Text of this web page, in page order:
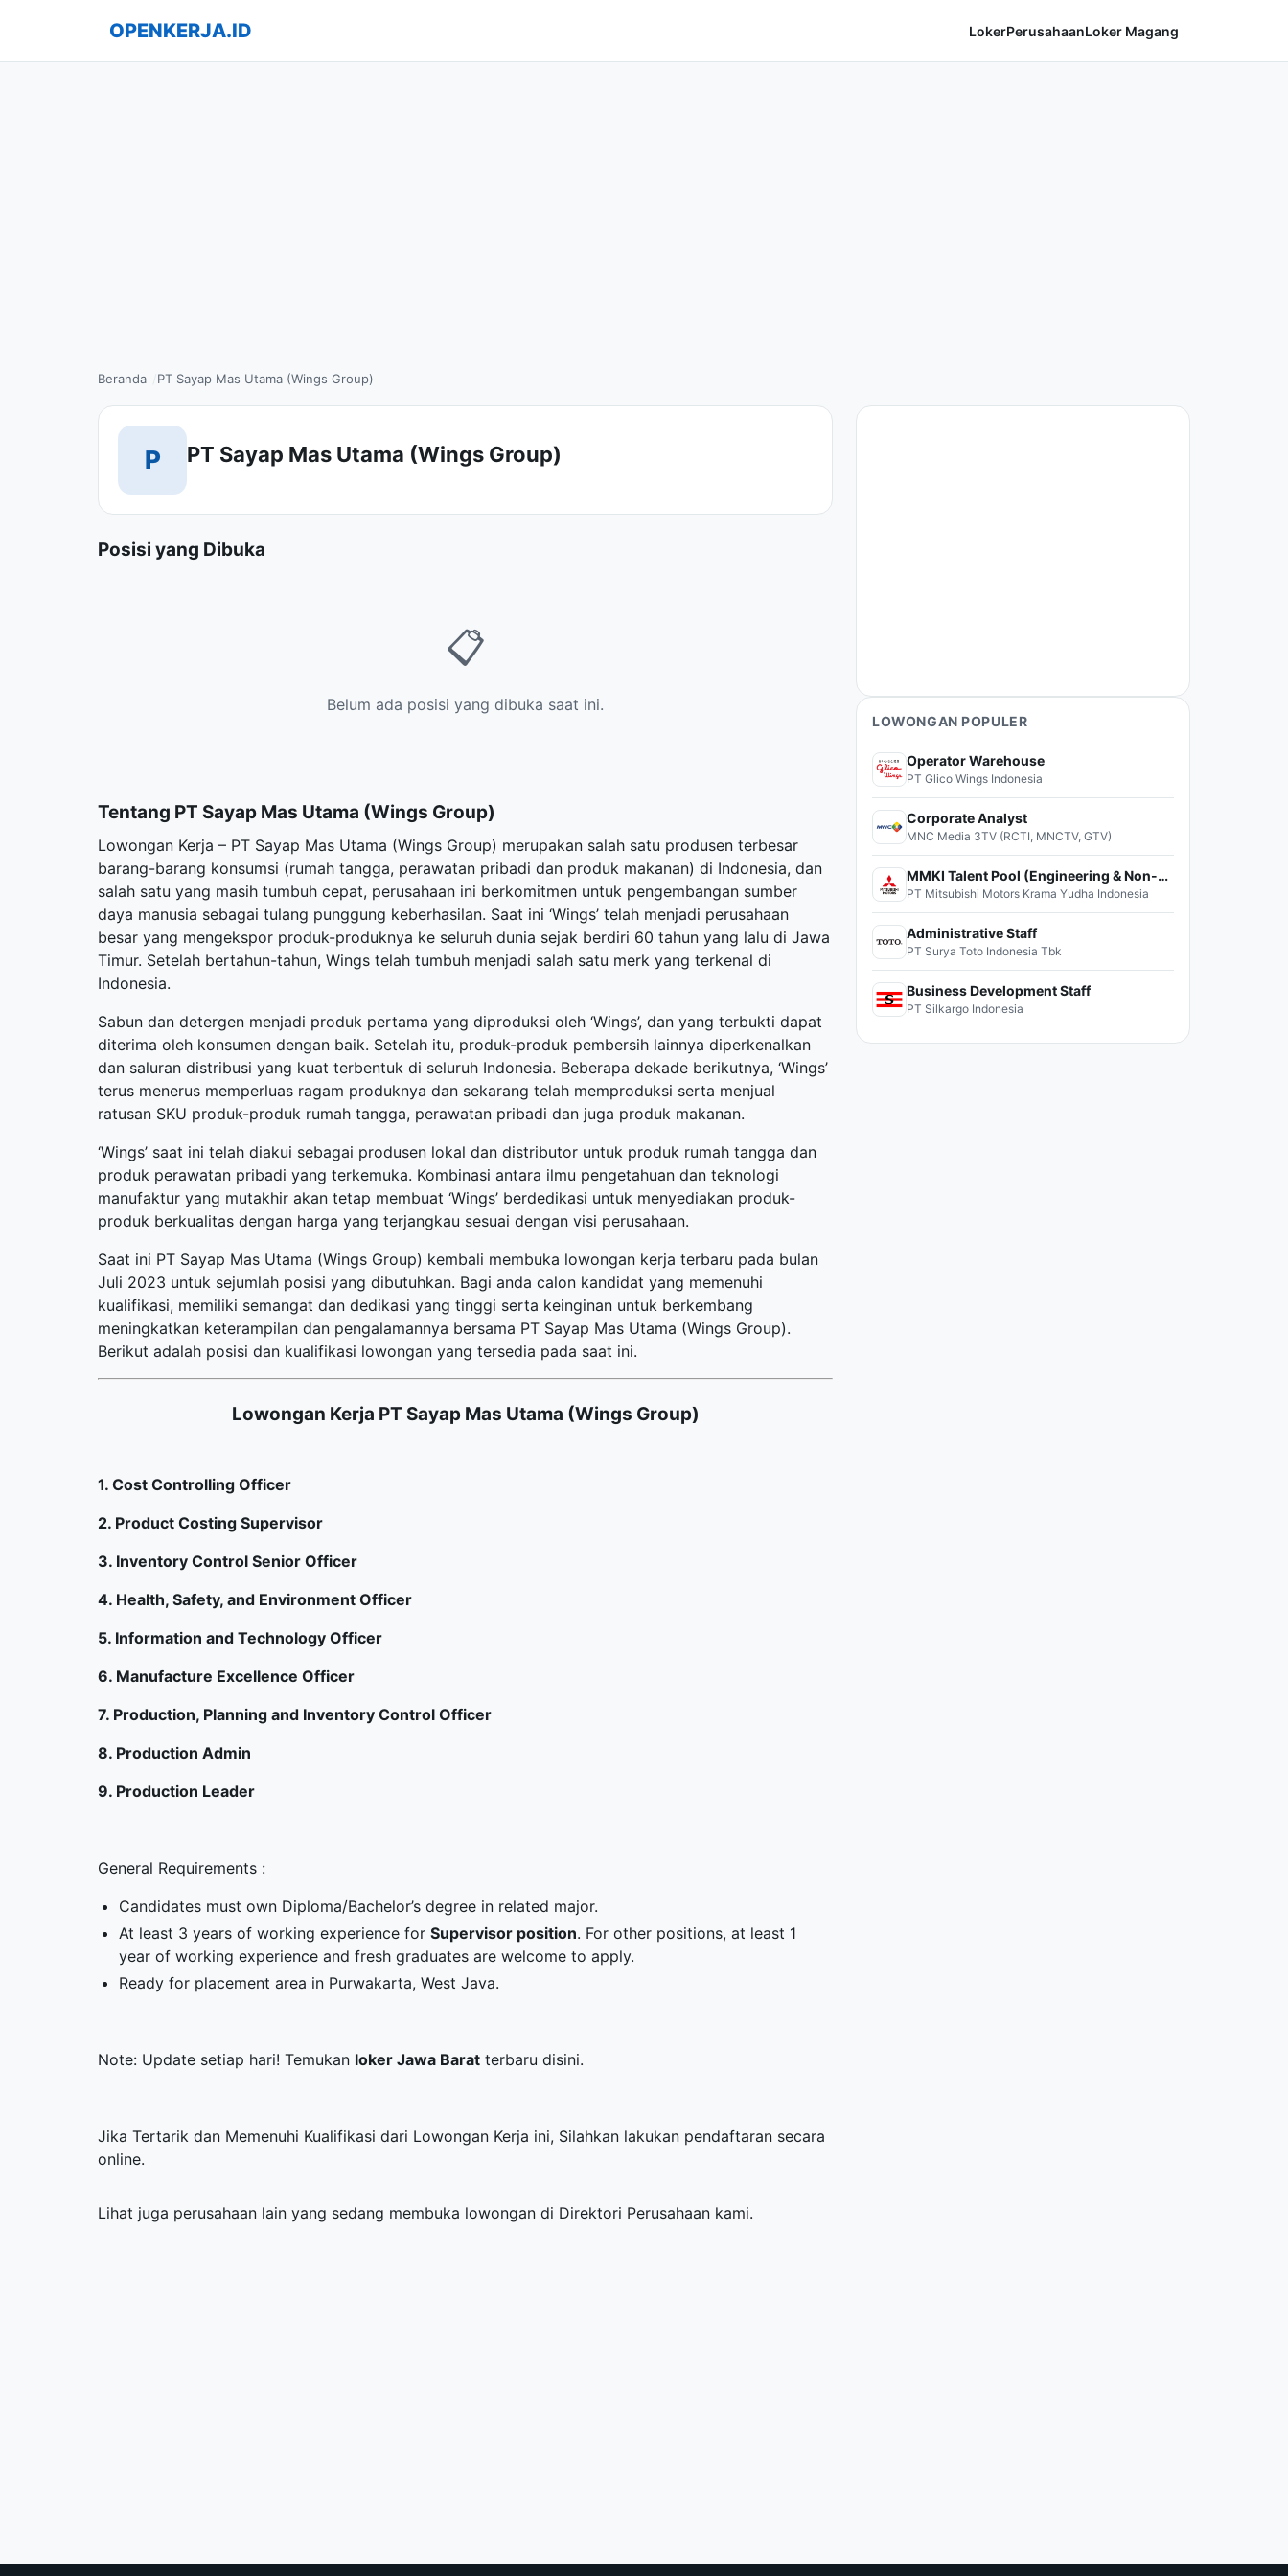
OPENKERJA.ID LokerPerusahaanLoker Magang
Beranda PT Sayap Mas Utama (Wings Group)
P PT Sayap Mas Utama (Wings Group)
Posisi yang Dibuka
📋
Belum ada posisi yang dibuka saat ini.
Tentang PT Sayap Mas Utama (Wings Group)
Lowongan Kerja – PT Sayap Mas Utama (Wings Group) merupakan salah satu produsen terbesar
barang-barang konsumsi (rumah tangga, perawatan pribadi dan produk makanan) di Indonesia, dan
salah satu yang masih tumbuh cepat, perusahaan ini berkomitmen untuk pengembangan sumber
daya manusia sebagai tulang punggung keberhasilan. Saat ini ‘Wings’ telah menjadi perusahaan
besar yang mengekspor produk-produknya ke seluruh dunia sejak berdiri 60 tahun yang lalu di Jawa
Timur. Setelah bertahun-tahun, Wings telah tumbuh menjadi salah satu merk yang terkenal di
Indonesia.
Sabun dan detergen menjadi produk pertama yang diproduksi oleh ‘Wings’, dan yang terbukti dapat
diterima oleh konsumen dengan baik. Setelah itu, produk-produk pembersih lainnya diperkenalkan
dan saluran distribusi yang kuat terbentuk di seluruh Indonesia. Beberapa dekade berikutnya, ‘Wings’
terus menerus memperluas ragam produknya dan sekarang telah memproduksi serta menjual
ratusan SKU produk-produk rumah tangga, perawatan pribadi dan juga produk makanan.
‘Wings’ saat ini telah diakui sebagai produsen lokal dan distributor untuk produk rumah tangga dan
produk perawatan pribadi yang terkemuka. Kombinasi antara ilmu pengetahuan dan teknologi
manufaktur yang mutakhir akan tetap membuat ‘Wings’ berdedikasi untuk menyediakan produk-
produk berkualitas dengan harga yang terjangkau sesuai dengan visi perusahaan.
Saat ini PT Sayap Mas Utama (Wings Group) kembali membuka lowongan kerja terbaru pada bulan
Juli 2023 untuk sejumlah posisi yang dibutuhkan. Bagi anda calon kandidat yang memenuhi
kualifikasi, memiliki semangat dan dedikasi yang tinggi serta keinginan untuk berkembang
meningkatkan keterampilan dan pengalamannya bersama PT Sayap Mas Utama (Wings Group).
Berikut adalah posisi dan kualifikasi lowongan yang tersedia pada saat ini.
Lowongan Kerja PT Sayap Mas Utama (Wings Group)
1. Cost Controlling Officer
2. Product Costing Supervisor
3. Inventory Control Senior Officer
4. Health, Safety, and Environment Officer
5. Information and Technology Officer
6. Manufacture Excellence Officer
7. Production, Planning and Inventory Control Officer
8. Production Admin
9. Production Leader
General Requirements :
Candidates must own Diploma/Bachelor’s degree in related major.
At least 3 years of working experience forSupervisor position. For other positions, at least 1
year of working experience and fresh graduates are welcome to apply.
Ready for placement area in Purwakarta, West Java.
Note: Update setiap hari! Temukan loker Jawa Barat terbaru disini.
Jika Tertarik dan Memenuhi Kualifikasi dari Lowongan Kerja ini, Silahkan lakukan pendaftaran secara
online.
Lihat juga perusahaan lain yang sedang membuka lowongan di Direktori Perusahaan kami.
LOWONGAN POPULER
Operator Warehouse
PT Glico Wings Indonesia
Corporate Analyst
MNC Media 3TV (RCTI, MNCTV, GTV)
MMKI Talent Pool (Engineering & Non-Engineering)
PT Mitsubishi Motors Krama Yudha Indonesia
Administrative Staff
PT Surya Toto Indonesia Tbk
Business Development Staff
PT Silkargo Indonesia